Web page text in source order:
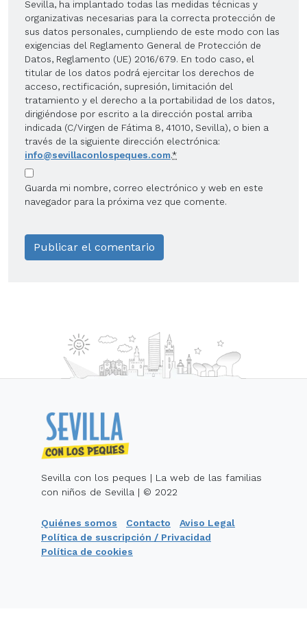
Sevilla, ha implantado todas las medidas técnicas y
organizativas necesarias para la correcta protección de
sus datos personales, cumpliendo de este modo con las
exigencias del Reglamento General de Protección de
Datos, Reglamento (UE) 2016/679. En todo caso, el
titular de los datos podrá ejercitar los derechos de
acceso, rectificación, supresión, limitación del
tratamiento y el derecho a la portabilidad de los datos,
dirigiéndose por escrito a la dirección postal arriba
indicada (C/Virgen de Fátima 8, 41010, Sevilla), o bien a
través de la siguiente dirección electrónica:
info@sevillaconlospeques.com.*
Guarda mi nombre, correo electrónico y web en este
navegador para la próxima vez que comente.
Sevilla con los peques | La web de las familias
con niños de Sevilla | © 2022
Quiénes somos Contacto
Aviso Legal
Política de suscripción / Privacidad
Política de cookies